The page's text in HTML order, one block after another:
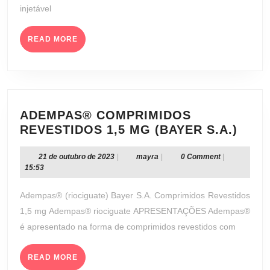
injetável
READ MORE READ
MORE
ADEMPAS® COMPRIMIDOS
REVESTIDOS 1,5 MG (BAYER S.A.)
S.A.)
21 de outubro de 202321
outubro
2023
mayra mayra 0 Comment
15:53
Adempas® (riociguate) Bayer S.A. Comprimidos Revestidos
1,5 mg Adempas® riociguate APRESENTAÇÕES Adempas®
é apresentado na forma de comprimidos revestidos com
READ MORE READ
MORE